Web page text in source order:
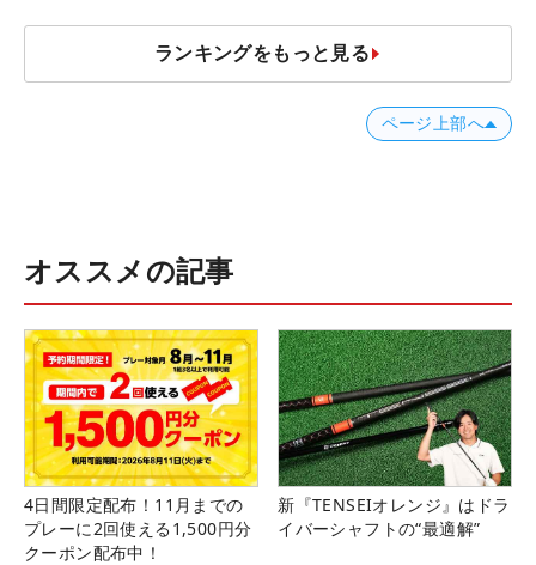
ランキングをもっと見る
ページ上部へ
オススメの記事
4日間限定配布！11月までの
プレーに2回使える1,500円分
クーポン配布中！
新『TENSEIオレンジ』はドラ
イバーシャフトの“最適解”